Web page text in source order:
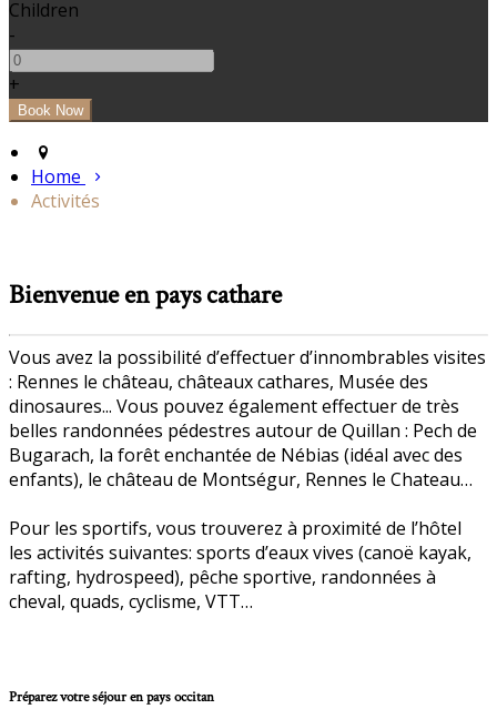
Children
-
+
Home
Activités
Bienvenue en pays cathare
Vous avez la possibilité d’effectuer d’innombrables visites
: Rennes le château, châteaux cathares, Musée des
dinosaures... Vous pouvez également effectuer de très
belles randonnées pédestres autour de Quillan : Pech de
Bugarach, la forêt enchantée de Nébias (idéal avec des
enfants), le château de Montségur, Rennes le Chateau…
Pour les sportifs, vous trouverez à proximité de l’hôtel
les activités suivantes: sports d’eaux vives (canoë kayak,
rafting, hydrospeed), pêche sportive, randonnées à
cheval, quads, cyclisme, VTT…
Préparez votre séjour en pays occitan